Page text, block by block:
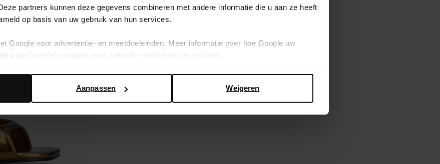
partners kunnen deze gegevens combineren met andere informatie die u aan ze heeft
op basis van uw gebruik van hun services.
Google voor advertentie- en meetdoeleinden. Meer informatie over hoe Google uw
u op
Weigeren
Aanpassen